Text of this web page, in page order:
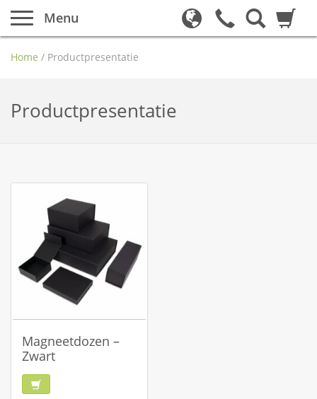
Menu
Home / Productpresentatie
Productpresentatie
Magneetdozen –
Zwart